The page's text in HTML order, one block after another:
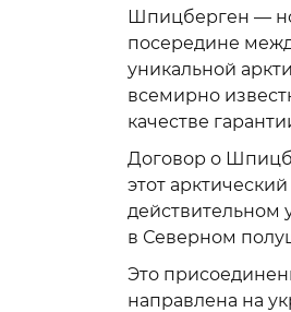
Шпицберген —
посередине
уникальной
всемирно
качестве
Договор о
этот
действительном
в Северном
Это
направлена на